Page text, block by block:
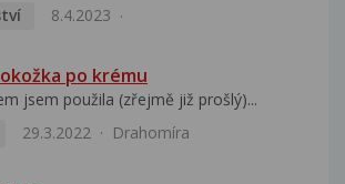
8.4.2023
po krému
jsem použila (zřejmě již prošlý)...
29.3.2022 Drahomíra